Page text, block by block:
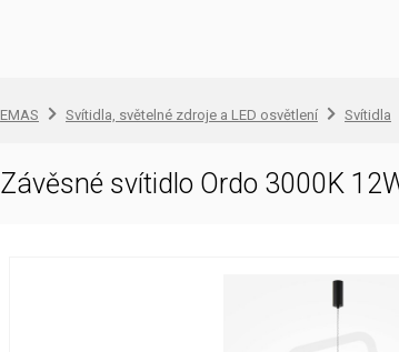
EMAS Svítidla, světelné zdroje a LED osvětlení Svítidla
Závěsné svítidlo Ordo 3000K